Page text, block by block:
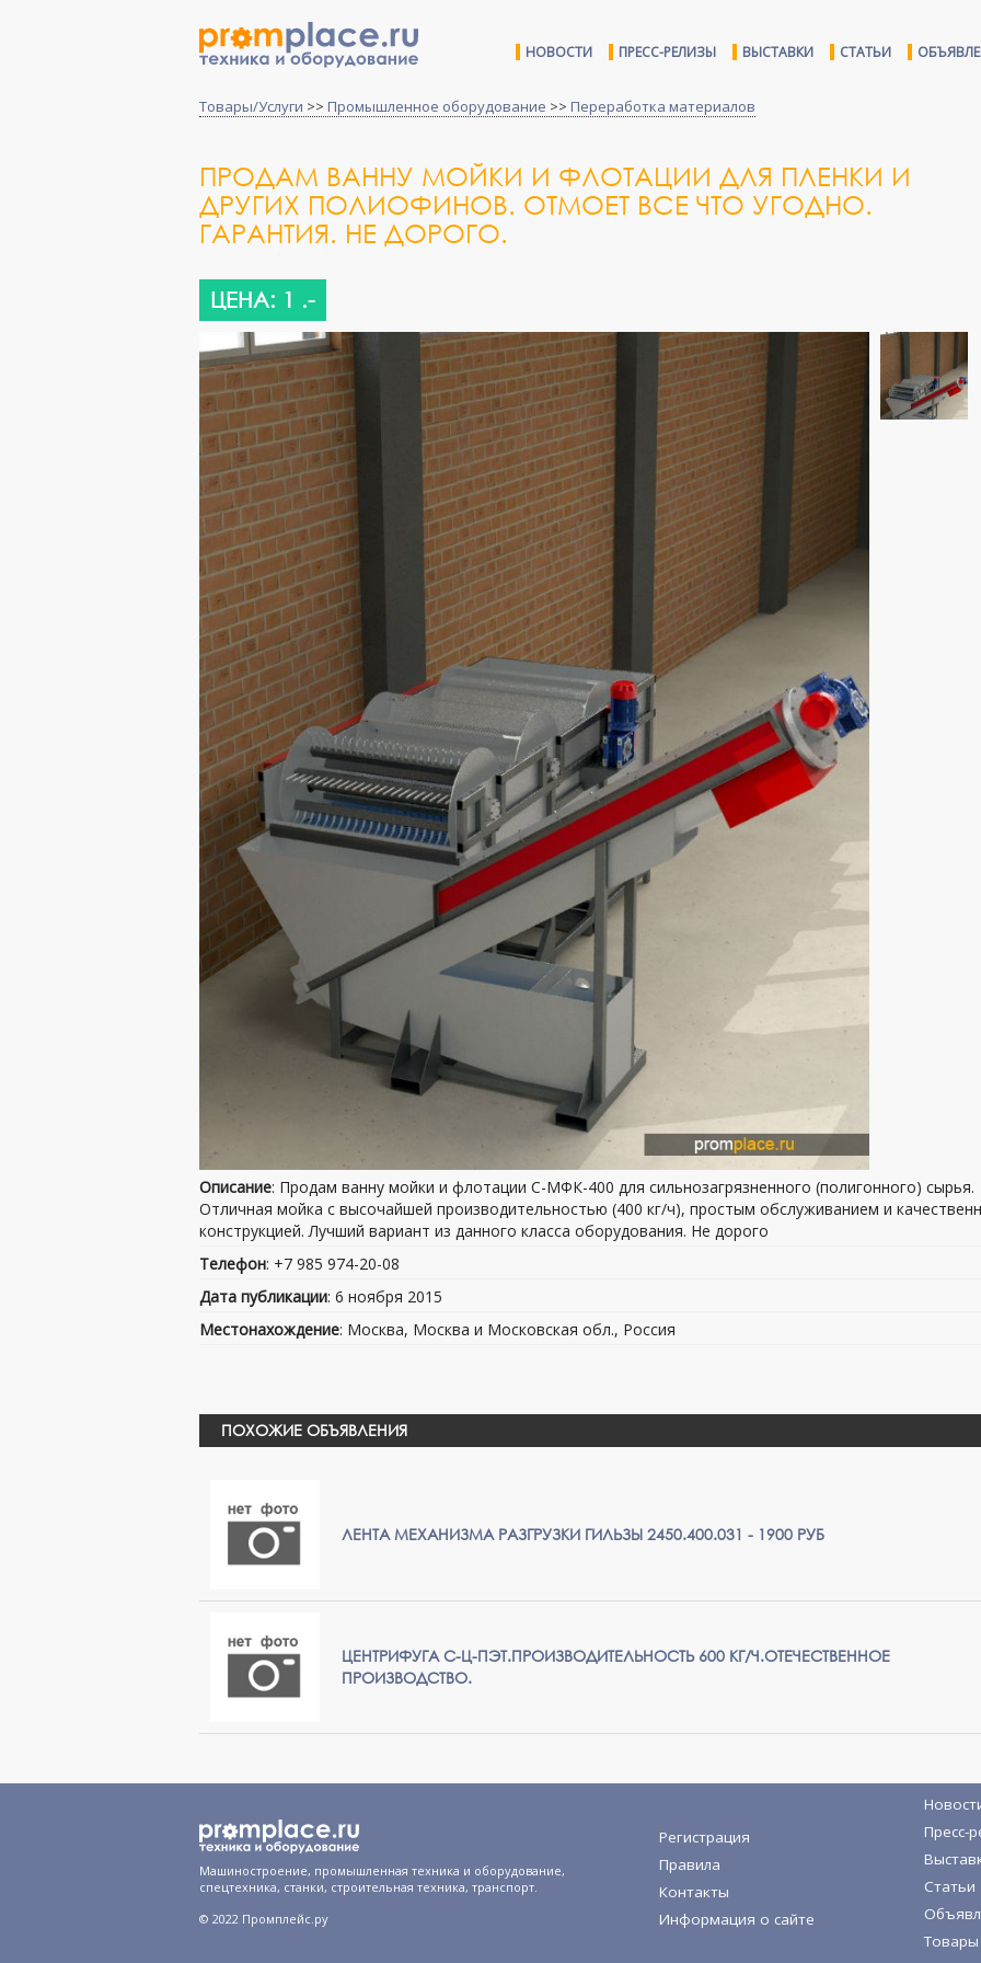
НОВОСТИ ПРЕСС-РЕЛИЗЫ ВЫСТАВКИ СТАТЬИ
Товары/Услуги >> Промышленное оборудование >> Переработка материалов
ПРОДАМ ВАННУ МОЙКИ И ФЛОТАЦИИ ДЛЯ ПЛЕНКИ И
ДРУГИХ ПОЛИОФИНОВ. ОТМОЕТ ВСЕ ЧТО УГОДНО.
ГАРАНТИЯ. НЕ ДОРОГО.
ЦЕНА: 1 .-
Описание: Продам ванну мойки и флотации С-МФК-400 для сильнозагрязненного (полигонного) сырья.
Отличная мойка с высочайшей производительностью (400 кг/ч), простым обслуживанием и
конструкцией. Лучший вариант из данного класса оборудования. Не дорого
Телефон: +7 985 974-20-08
Дата публикации: 6 ноября 2015
Местонахождение: Москва, Москва и Московская обл., Россия
ПОХОЖИЕ ОБЪЯВЛЕНИЯ
ЛЕНТА МЕХАНИЗМА РАЗГРУЗКИ ГИЛЬЗЫ 2450.400.031 - 1900 РУБ
ЦЕНТРИФУГА С-Ц-ПЭТ.ПРОИЗВОДИТЕЛЬНОСТЬ 600 КГ/Ч.ОТЕЧЕСТВЕННОЕ
ПРОИЗВОДСТВО.
Машиностроение, промышленная техника и оборудование,
спецтехника, станки, строительная техника, транспорт.
© 2022 Промплейс.ру
Регистрация
Правила
Контакты
Информация о сайте
Пресс-
Статьи
Товары